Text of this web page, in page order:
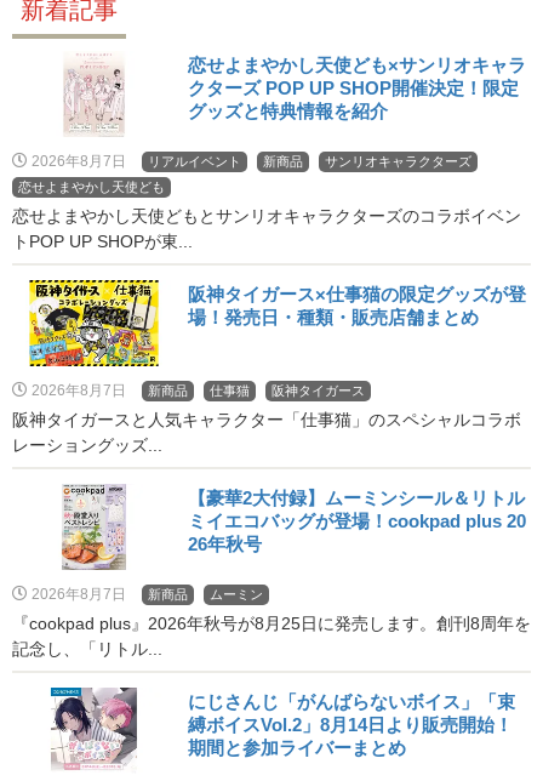
新着記事
恋せよまやかし天使ども×サンリオキャラ
クターズ POP UP SHOP開催決定！限定
グッズと特典情報を紹介
2026年8月7日 リアルイベント 新商品
サンリオキャラクターズ
恋せよまやかし天使ども
恋せよまやかし天使どもとサンリオキャラクターズのコラボイベン
トPOP UP SHOPが東...
阪神タイガース×仕事猫の限定グッズが登
場！発売日・種類・販売店舗まとめ
2026年8月7日 新商品 仕事猫 阪神タイガース
阪神タイガースと人気キャラクター「仕事猫」のスペシャルコラボ
レーショングッズ...
【豪華2大付録】ムーミンシール＆リトル
ミイエコバッグが登場！cookpad plus 20
26年秋号
2026年8月7日 新商品 ムーミン
『cookpad plus』2026年秋号が8月25日に発売します。創刊8周年を
記念し、「リトル...
にじさんじ「がんばらないボイス」「束
縛ボイスVol.2」8月14日より販売開始！
期間と参加ライバーまとめ